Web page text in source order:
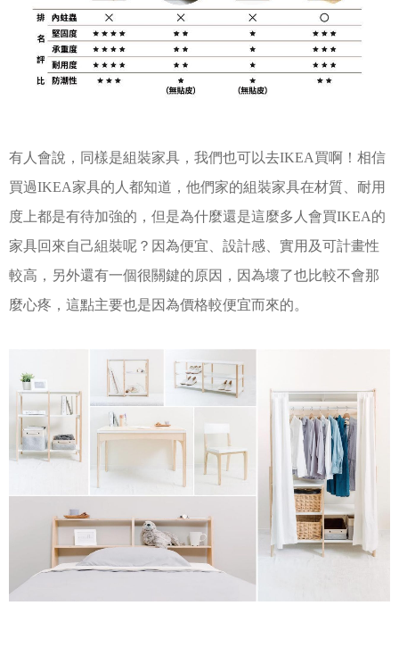
有人會說，同樣是組裝家具，我們也可以去IKEA買啊！相信
買過IKEA家具的人都知道，他們家的組裝家具在材質、耐用
度上都是有待加強的，但是為什麼還是這麼多人會買IKEA的
家具回來自己組裝呢？因為便宜、設計感、實用及可計畫性
較高，另外還有一個很關鍵的原因，因為壞了也比較不會那
麼心疼，這點主要也是因為價格較便宜而來的。